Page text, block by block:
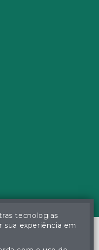
tecnologias
sua experiência em